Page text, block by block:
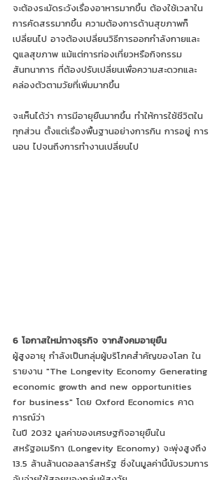
จะต้องระมัดระวังเรื่องอาหารมากขึ้น ต้องใช้เวลาใน
การคัดสรรมากขึ้น ความต้องการด้านสุขภาพก็
เปลี่ยนไป อาจต้องเปลี่ยนวิธีการออกกำลังกายและ
ดูแลสุขภาพ แม้แต่การท่องเที่ยวหรือกิจกรรม
สันทนาการ ที่ต้องปรับเปลี่ยนเพื่อความสะดวกและ
คล่องตัวตามวัยที่เพิ่มมากขึ้น
จะเห็นได้ว่า การมีอายุยืนมากขึ้น ทำให้การใช้ชีวิตใน
ทุกส่วน ตั้งแต่เรื่องพื้นฐานอย่างการกิน การอยู่ การ
นอน ไปจนถึงการทำงานเปลี่ยนไป
6 โอกาสใหม่ทางธุรกิจ จากสังคมอายุยืน
ผู้สูงอายุ กำลังเป็นกลุ่มผู้บริโภคสำคัญของโลก ใน
รายงาน "The Longevity Economy Generating
economic growth and new opportunities
for business" โดย Oxford Economics คาด
การณ์ว่า
ในปี 2032 มูลค่าของเศรษฐกิจอายุยืนใน
สหรัฐอเมริกา (Longevity Economy) จะพุ่งสูงถึง
13.5 ล้านล้านดอลลาร์สหรัฐ ซึ่งในมูลค่านี้นับรวมการ